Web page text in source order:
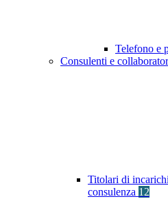
Telefono e
Consulenti e
Titolari di
consulenza 12